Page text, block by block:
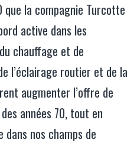
que la compagnie Turcotte
active dans les
chauffage et de
l’éclairage routier et de la
augmenter l’offre de
années 70, tout en
nos champs de